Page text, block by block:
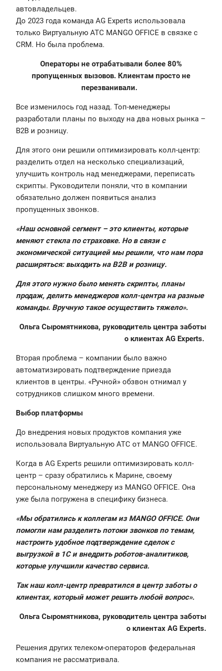
автовладельцев.
До 2023 года команда AG Experts использовала
только Виртуальную АТС MANGO OFFICE в связке с
CRM. Но была проблема.
Операторы не отрабатывали более 80%
пропущенных вызовов. Клиентам просто не
перезванивали.
Все изменилось год назад. Топ-менеджеры
разработали планы по выходу на два новых рынка –
B2B и розницу.
Для этого они решили оптимизировать колл-центр:
разделить отдел на несколько специализаций,
улучшить контроль над менеджерами, переписать
скрипты. Руководители поняли, что в компании
обязательно должен появиться анализ
пропущенных звонков.
«‎Наш основной сегмент – это клиенты, которые
меняют стекла по страховке. Но в связи с
экономической ситуацией мы решили, что нам пора
расширяться: выходить на B2B и розницу.
Для этого нужно было менять скрипты, планы
продаж, делить менеджеров колл-центра на разные
команды. Вручную такое осуществить тяжело‎».
Ольга Сыромятникова, руководитель центра заботы
о клиентах AG Experts.
Вторая проблема – компании было важно
автоматизировать подтверждение приезда
клиентов в центры. «Ручной» обзвон отнимал у
сотрудников слишком много времени.
Выбор платформы
До внедрения новых продуктов компания уже
использовала Виртуальную АТС от MANGO OFFICE.
Когда в AG Experts решили оптимизировать колл-
центр – сразу обратились к Марине, своему
персональному менеджеру из MANGO OFFICE. Она
уже была погружена в специфику бизнеса.
«Мы обратились к коллегам из MANGO OFFICE. Они
помогли нам разделить потоки звонков по темам,
настроить удобное подтверждение сделок с
выгрузкой в 1С и внедрить роботов-аналитиков,
которые улучшили качество сервиса.
Так наш колл-центр превратился в центр заботы о
клиентах, который может решить любой вопрос»‎.
Ольга Сыромятникова, руководитель центра заботы
о клиентах AG Experts.
Решения других телеком-операторов федеральная
компания не рассматривала.